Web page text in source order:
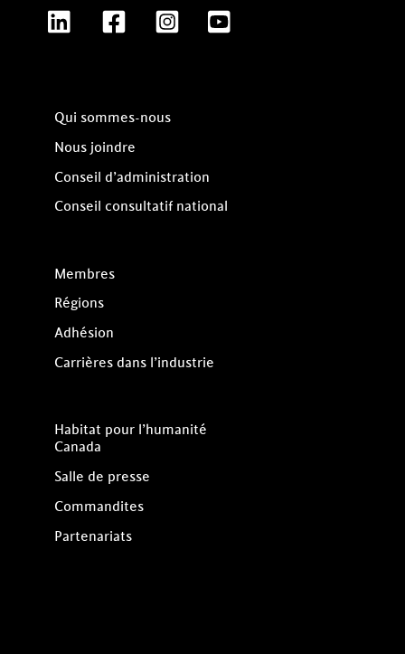
LinkedIn FacebookInstagram
Qui sommes-nous
Nous joindre
Conseil d’administration
Conseil consultatif national
Membres
Régions
Adhésion
Carrières dans l’industrie
Habitat pour l’humanité
Canada
Salle de presse
Commandites
Partenariats